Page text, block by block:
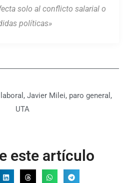
solo al conflicto salarial o
políticas»
, Javier Milei, paro general ,
UTA
este artículo